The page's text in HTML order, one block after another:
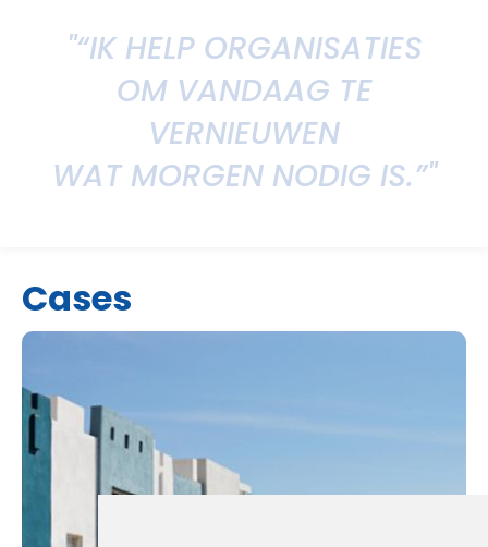
"“IK HELP ORGANISATIES
OM VANDAAG TE
VERNIEUWEN
WAT MORGEN NODIG IS.”"
Cases